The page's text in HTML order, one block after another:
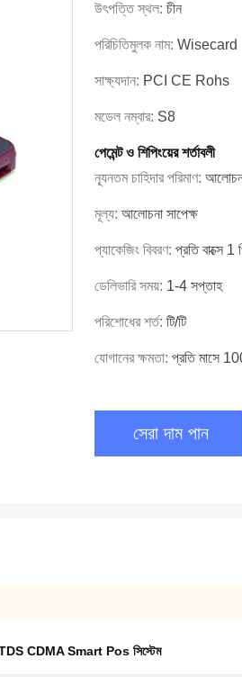
উৎপত্তি স্থল: চীন
পরিচিতিমুলক নাম: Wisecard
সাক্ষ্যদান: PCI CE Rohs
মডেল নম্বার: S8
পেমেন্ট ও শিপিংয়ের শর্তাবলী
ন্যূনতম চাহিদার পরিমাণ:
মূল্য: আলোচনা সাপেক্ষ
প্যাকেজিং বিবরণ: প্রতি বাক্সে
ডেলিভারি সময়: 1-4 সপ্তাহ
পরিশোধের শর্ত: টি/টি
যোগানের ক্ষমতা: প্রতি মাসে
সেরা দাম পান
CDMA Smart Pos সিস্টেম